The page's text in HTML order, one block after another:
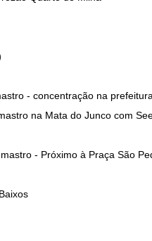
- concentração na prefeitura
na Mata do Junco com
- Próximo à Praça São